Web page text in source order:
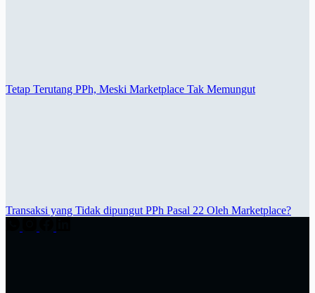
Tetap Terutang PPh, Meski Marketplace Tak Memungut
Transaksi yang Tidak dipungut PPh Pasal 22 Oleh Marketplace?